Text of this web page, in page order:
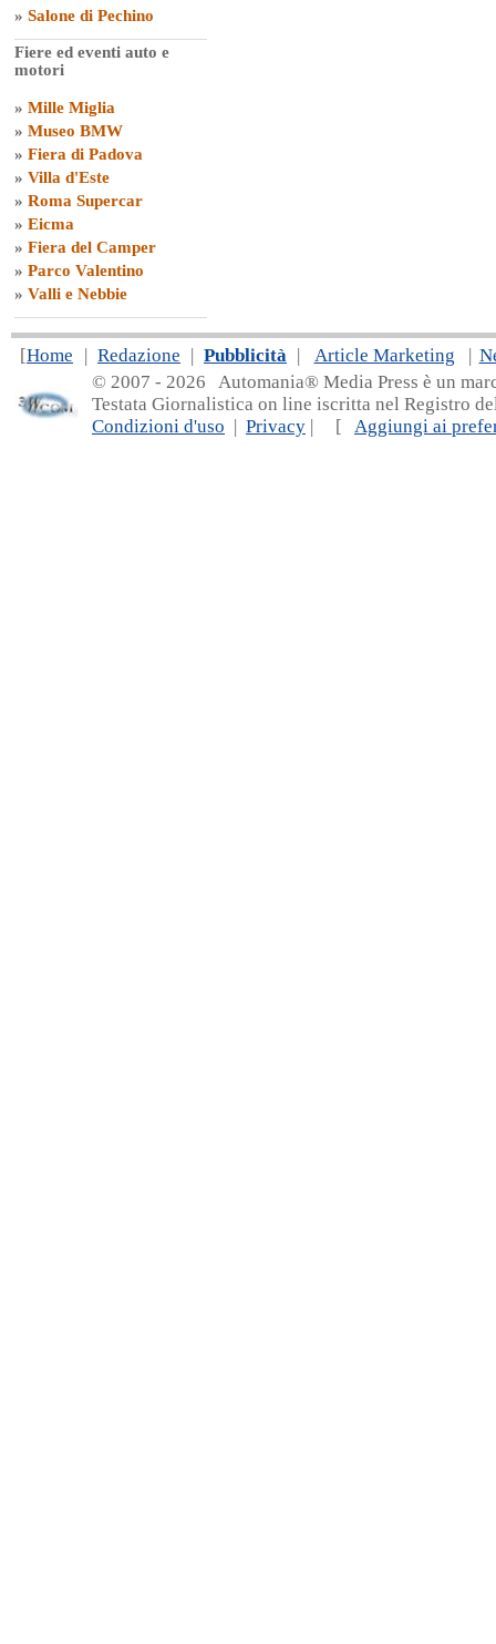
» Salone di Pechino
Fiere ed eventi auto e
motori
» Mille Miglia
» Museo BMW
» Fiera di Padova
» Villa d'Este
» Roma Supercar
» Eicma
» Fiera del Camper
» Parco Valentino
» Valli e Nebbie
[Home | Redazione | Pubblicità | Article Marketing |
© 2007 - 2026 Automania® Media Press è un
Testata Giornalistica on line iscritta nel Registro
Condizioni d'uso | Privacy | [ Aggiungi ai